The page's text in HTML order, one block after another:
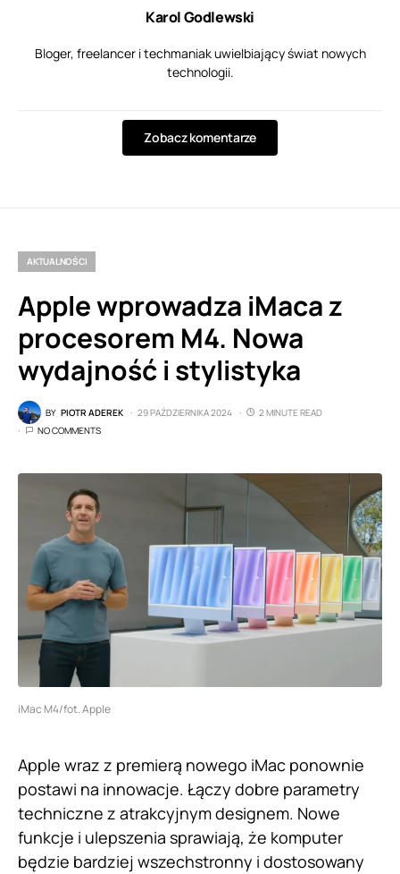
Karol Godlewski
Bloger, freelancer i techmaniak uwielbiający świat nowych
technologii.
Zobacz komentarze
AKTUALNOŚCI
Apple wprowadza iMaca z
procesorem M4. Nowa
wydajność i stylistyka
BY PIOTR ADEREK 29 PAŹDZIERNIKA 2024
2 MINUTE READ
NO COMMENTS
iMac M4/fot. Apple
Apple wraz z premierą nowego iMac ponownie
postawi na innowacje. Łączy dobre parametry
techniczne z atrakcyjnym designem. Nowe
funkcje i ulepszenia sprawiają, że komputer
będzie bardziej wszechstronny i dostosowany